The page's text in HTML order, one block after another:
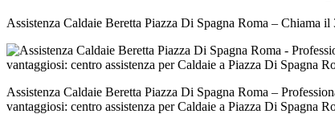
Assistenza Caldaie Beretta Piazza Di Spagna Roma – Chiama
Assistenza Caldaie Beretta Piazza Di Spagna Roma –
vantaggiosi: centro assistenza per Caldaie a Piazza Di Spagna